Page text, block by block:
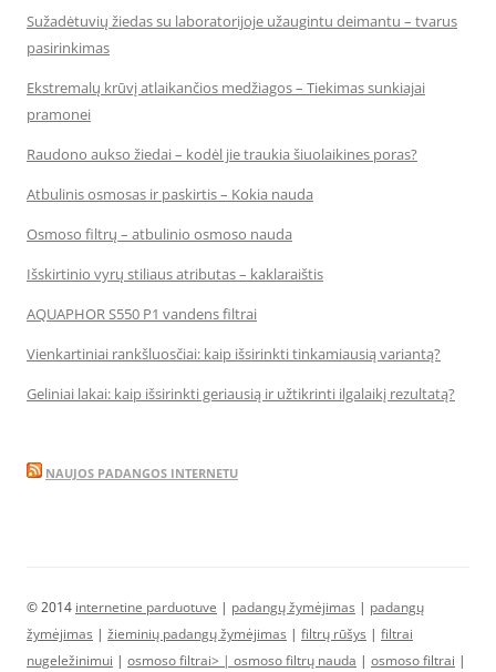
Sužadėtuvių žiedas su laboratorijoje užaugintu deimantu – tvarus
pasirinkimas
Ekstremalų krūvį atlaikančios medžiagos – Tiekimas sunkiajai
pramonei
Raudono aukso žiedai – kodėl jie traukia šiuolaikines poras?
Atbulinis osmosas ir paskirtis – Kokia nauda
Osmoso filtrų – atbulinio osmoso nauda
Išskirtinio vyrų stiliaus atributas – kaklaraištis
AQUAPHOR S550 P1 vandens filtrai
Vienkartiniai rankšluosčiai: kaip išsirinkti tinkamiausią variantą?
Geliniai lakai: kaip išsirinkti geriausią ir užtikrinti ilgalaikį rezultatą?
NAUJOS PADANGOS INTERNETU
© 2014 internetine parduotuve | padangų žymėjimas | padangų
žymėjimas | žieminių padangų žymėjimas | filtrų rūšys | filtrai
nugeležinimui | osmoso filtrai> | osmoso filtrų nauda | osmoso filtrai |